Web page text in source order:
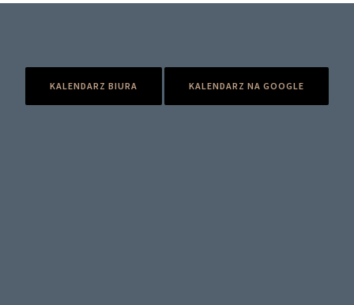
KALENDARZ BIURA KALENDARZ NA GOOGLE